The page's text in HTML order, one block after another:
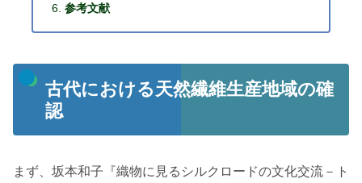
参考文献
古代における天然繊維生産地域の確
認
まず、坂本和子『織物に見るシルクロードの文化交流－ト